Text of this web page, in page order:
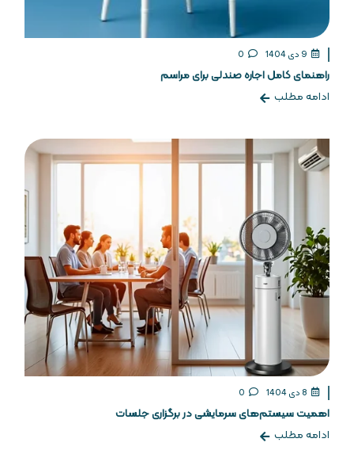
راهنمای کامل اجاره صندلی برای مراسم
ادامه مطلب
اهمیت سیستم‌های سرمایشی در برگزاری جلسات
ادامه مطلب